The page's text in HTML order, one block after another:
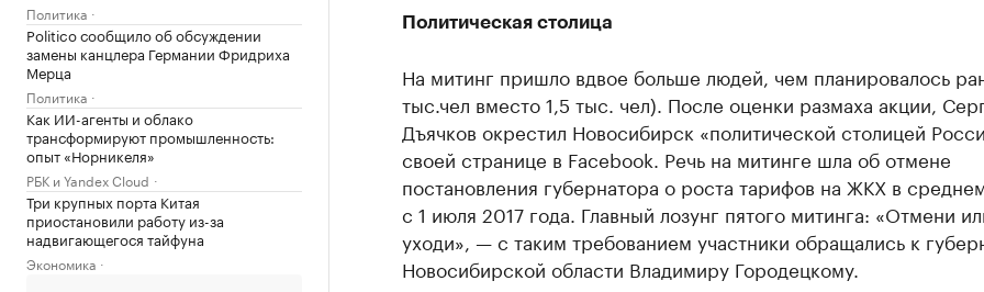
Политика
Politico сообщило об обсуждении
замены канцлера Германии Фридриха
Мерца
Политика
Как ИИ-агенты и облако
трансформируют промышленность:
опыт «Норникеля»
РБК и Yandex Cloud
Три крупных порта Китая
приостановили работу из-за
надвигающегося тайфуна
Экономика
Политическая столица
На митинг пришло вдвое больше людей, чем планировалось
тыс.чел вместо 1,5 тыс. чел). После оценки размаха акции,
Дъячков окрестил Новосибирск «политической столицей
своей странице в Facebook. Речь на митинге шла об отмене
постановления губернатора о роста тарифов на ЖКХ в
с 1 июля 2017 года. Главный лозунг пятого митинга: «Отмени
уходи», — с таким требованием участники обращались к
Новосибирской области Владимиру Городецкому.